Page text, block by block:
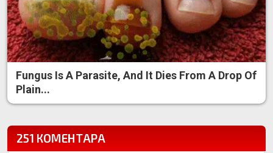
Fungus Is A Parasite, And It Dies From A Drop Of
Plain...
251 КОМЕНТАРА